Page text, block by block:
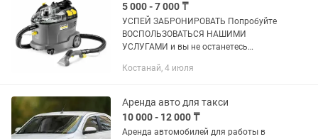
5 000 - 7 000 ₸
УСПЕЙ ЗАБРОНИРОВАТЬ Попробуйте
ВОСПОЛЬЗОВАТЬСЯ НАШИМИ
УСЛУГАМИ и вы не останетесь
услуги химчистки мягкой мебели,
воспользоваться...
Костанай, 4 июля
Аренда авто для такси
10 000 - 12 000 ₸
Аренда автомобилей для работы в